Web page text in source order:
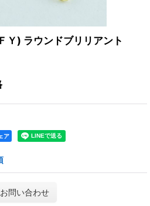
Ｙ) ラウンドブリリアント
ア
お問い合わせ